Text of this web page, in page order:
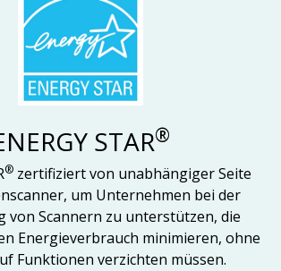
STAR®
®zertifiziert von unabhängiger Seite
um Unternehmen bei der
von Scannern zu unterstützen, die
Energieverbrauch minimieren, ohne
Funktionen verzichten müssen.